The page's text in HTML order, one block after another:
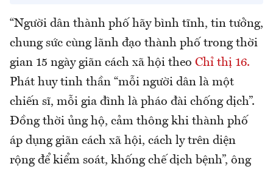
“Người dân thành phố hãy bình tĩnh, tin tưởng,
chung sức cùng lãnh đạo thành phố trong thời
gian 15 ngày giãn cách xã hội theo Chỉ thị 16.
Phát huy tinh thần “mỗi người dân là một
chiến sĩ, mỗi gia đình là pháo đài chống dịch”.
Đồng thời ủng hộ, cảm thông khi thành phố
áp dụng giãn cách xã hội, cách ly trên diện
rộng để kiểm soát, khống chế dịch bệnh”, ông